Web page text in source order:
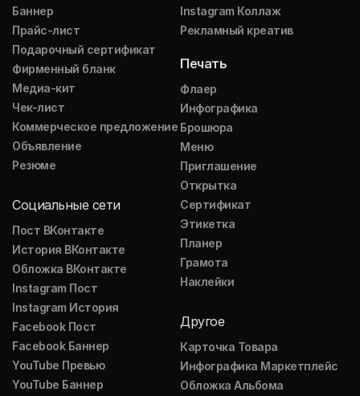
Баннер
Прайс-лист
Подарочный сертификат
Фирменный бланк
Медиа-кит
Чек-лист
Коммерческое предложение
Объявление
Резюме
Социальные сети
Пост ВКонтакте
История ВКонтакте
Обложка ВКонтакте
Instagram Пост
Instagram История
Facebook Пост
Facebook Баннер
YouTube Превью
YouTube Баннер
Instagram Коллаж
Рекламный креатив
Печать
Флаер
Инфографика
Брошюра
Меню
Приглашение
Открытка
Сертификат
Этикетка
Планер
Грамота
Наклейки
Другое
Карточка Товара
Инфографика Маркетплейс
Обложка Альбома